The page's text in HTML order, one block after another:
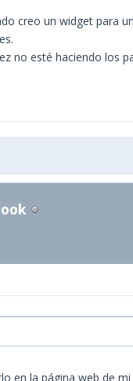
creo un widget para
no esté haciendo los
en la página web de mi